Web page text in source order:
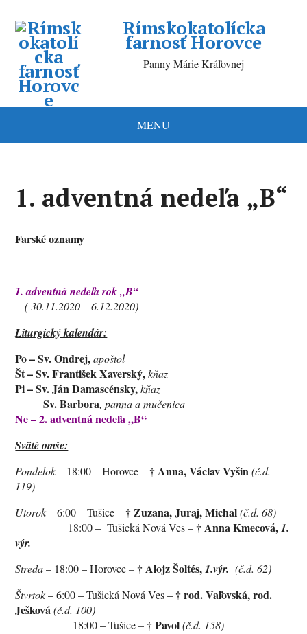
Rímskokatolícka
farnosť Horovce
Panny Márie Kráľovnej
MENU
1. adventná nedeľa „B“
Farské oznamy
1.adventná nedeľa rok „B“
( 30.11.2020 – 6.12.2020)
Liturgický kalendár:
Po – Sv. Ondrej,apoštol
Št – Sv. František Xaverský,kňaz
Pi – Sv. Ján Damascénsky,kňaz
Sv. Barbora, panna a mučenica
Ne – 2. adventná nedeľa „B“
Sväté omše:
Pondelok – 18:00 – Horovce–†Anna, Václav Vyšin(č.d.
119)
Utorok –6:00 – Tušice –†Zuzana, Juraj, Michal(č.d. 68)
18:00 – Tušická Nová Ves –†Anna Kmecová,1.
výr.
Streda– 18:00 – Horovce–†Alojz Šoltés,1.výr. (č.d. 62)
Štvrtok– 6:00 – Tušická Nová Ves –†rod. Vaľovská, rod.
Ješková(č.d. 100)
18:00 – Tušice–†Pavol (č.d. 158)